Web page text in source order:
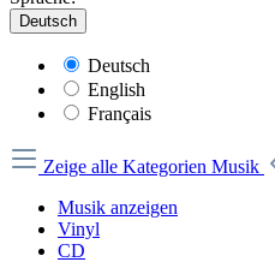
Deutsch
Deutsch
English
Français
Zeige alle Kategorien Musik
Musik anzeigen
Vinyl
CD